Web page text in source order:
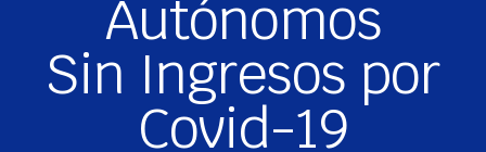
Autónomos
Sin Ingresos por
Covid-19